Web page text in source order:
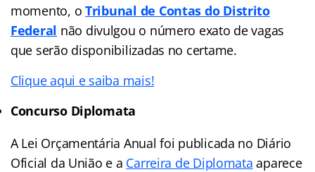
momento, oTribunal de Contas do Distrito
Federal não divulgou o número exato de vagas
que serão disponibilizadas no certame.
Clique aqui e saiba mais!
Concurso Diplomata
A Lei Orçamentária Anual foi publicada no Diário
Oficial da União e a Carreira de Diplomata aparece